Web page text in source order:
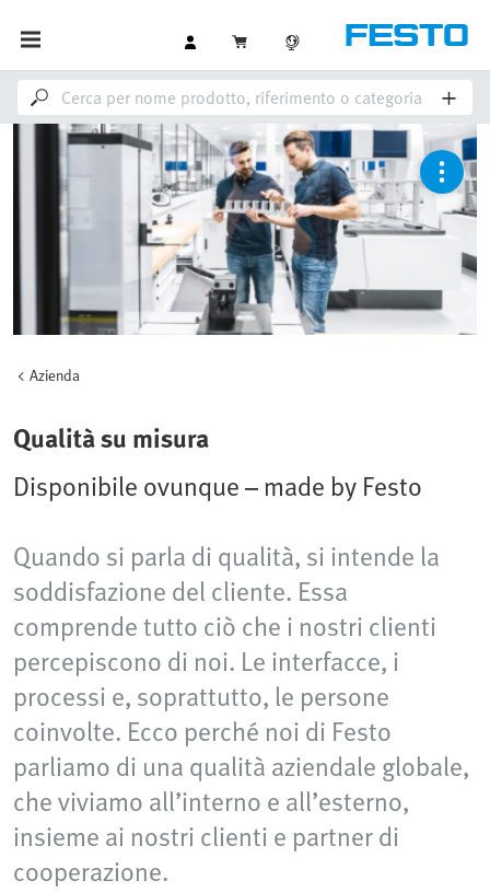
Azienda
Qualità su misura
Disponibile ovunque – made by Festo
Quando si parla di qualità, si intende la
soddisfazione del cliente. Essa
comprende tutto ciò che i nostri clienti
percepiscono di noi. Le interfacce, i
processi e, soprattutto, le persone
coinvolte. Ecco perché noi di Festo
parliamo di una qualità aziendale globale,
che viviamo all’interno e all’esterno,
insieme ai nostri clienti e partner di
cooperazione.